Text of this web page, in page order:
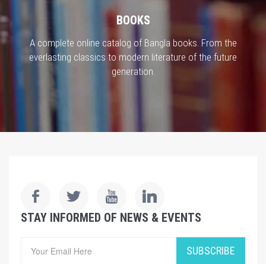
BOOKS
A complete online catalog of Bangla books. From the
everlasting classics to modern literature of the future
generation.
STAY INFORMED OF NEWS & EVENTS
SUBSCRIBE